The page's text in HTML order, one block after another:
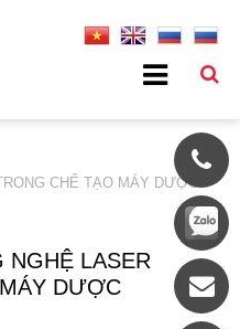
CHẾ TẠO MÁY DƯỢC
NGHỆ LASER
DƯỢC